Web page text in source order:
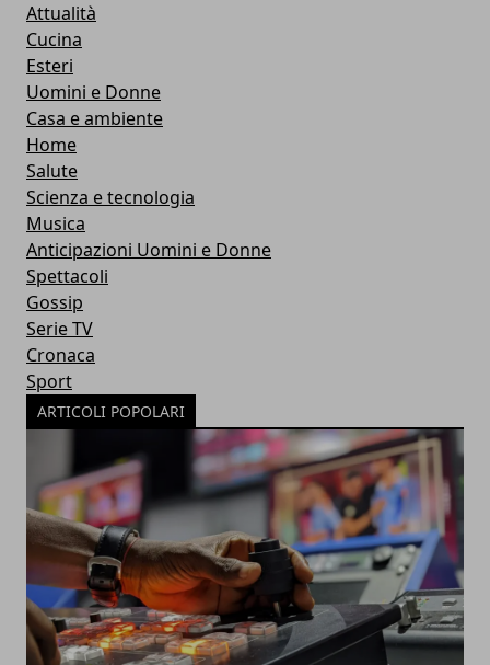
Attualità
Cucina
Esteri
Uomini e Donne
Casa e ambiente
Home
Salute
Scienza e tecnologia
Musica
Anticipazioni Uomini e Donne
Spettacoli
Gossip
Serie TV
Cronaca
Sport
ARTICOLI POPOLARI